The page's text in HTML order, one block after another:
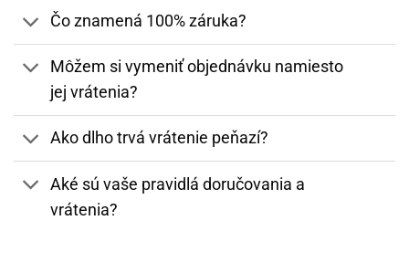
Čo znamená 100% záruka?
Môžem si vymeniť objednávku namiesto
jej vrátenia?
Ako dlho trvá vrátenie peňazí?
Aké sú vaše pravidlá doručovania a
vrátenia?